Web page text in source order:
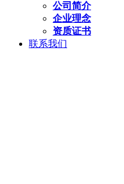
公司简介
企业理念
资质证书
联系我们